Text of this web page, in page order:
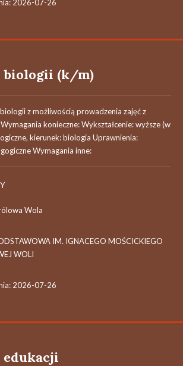
2026-07-26
biologii (k/m)
z możliwością prowadzenia zajęć z
konieczne: Wykształcenie: wyższe (w
kierunek: biologia Uprawnienia:
Wymagania inne:
Wola
IM. IGNACEGO MOŚCICKIEGO
WOLI
2026-07-26
edukacji